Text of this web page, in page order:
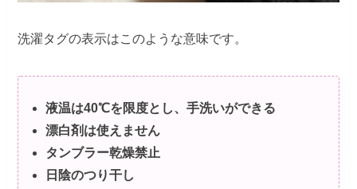
洗濯タグの表示はこのような意味です。
液温は40℃を限度とし、手洗いができる
漂白剤は使えません
タンブラー乾燥禁止
日陰のつり干し